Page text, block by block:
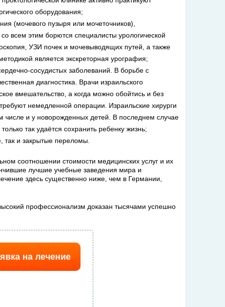
оборудования;
(мочевого пузыря или мочеточников),
всем этим борются специалисты урологической
УЗИ почек и мочевыводящих путей, а также
является экскреторная урография;
сосудистых заболеваний. В борьбе с
диагностика. Врачи израильского
вмешательство, а когда можно обойтись и без
немедленной операции. Израильские хирурги
числе и у новорожденных детей. В последнем случае
так удаётся сохранить ребенку жизнь;
так и закрытые переломы.
соотношении стоимости медицинских услуг и их
лучшие учебные заведения мира и
здесь существенно ниже, чем в Германии,
профессионализм доказан тысячами успешно
на лечение